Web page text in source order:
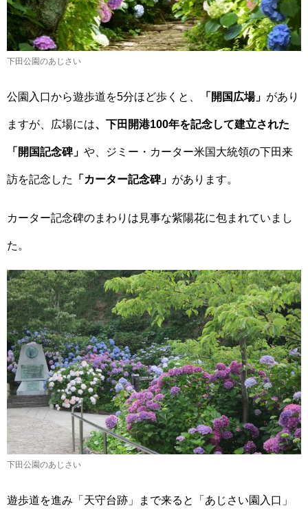
下田公園のあじさい
公園入口から遊歩道を5分ほど歩くと、 「開国広場」 があり
ますが、広場には 、下田開港100年を記念して建立された
「開国記念碑」 や、ジミー・カーター米国大統領の下田来
訪を記念した 「カーター記念碑」 があります。
カーター記念碑のまわりは見事な紫陽花に包まれていまし
た。
下田公園のあじさい
遊歩道を進み「天守台跡」まで来ると「あじさい園入口」